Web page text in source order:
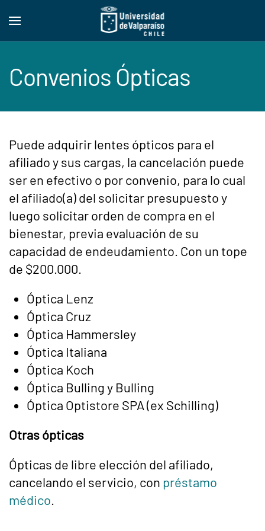
Skip to main content
Convenios Ópticas
Puede adquirir lentes ópticos para el
afiliado y sus cargas, la cancelación puede
ser en efectivo o por convenio, para lo cual
el afiliado(a) del solicitar presupuesto y
luego solicitar orden de compra en el
bienestar, previa evaluación de su
capacidad de endeudamiento. Con un tope
de $200.000.
Óptica Lenz
Óptica Cruz
Óptica Hammersley
Óptica Italiana
Óptica Koch
Óptica Bulling y Bulling
Óptica Optistore SPA (ex Schilling)
Otras ópticas
Ópticas de libre elección del afiliado,
cancelando el servicio, con préstamo
médico